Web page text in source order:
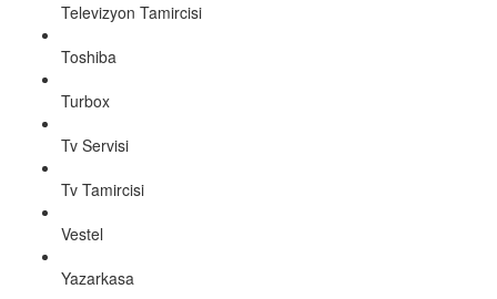
Televizyon Tamircisi
Toshiba
Turbox
Tv Servisi
Tv Tamircisi
Vestel
Yazarkasa